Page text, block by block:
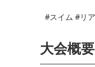
#スイム #リ
大会概要